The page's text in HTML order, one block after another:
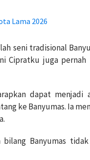
Lama 2026
seni tradisional
Cipratku juga
dapat menjadi
ke Banyumas. Ia
Banyumas